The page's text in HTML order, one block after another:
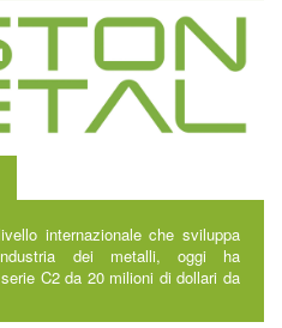
internazionale che sviluppa
dei metalli, oggi ha
C2 da 20 milioni di dollari da